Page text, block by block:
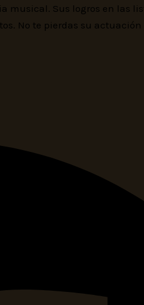
musical. Sus logros en las
No te pierdas su